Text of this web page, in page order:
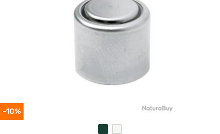
-10%